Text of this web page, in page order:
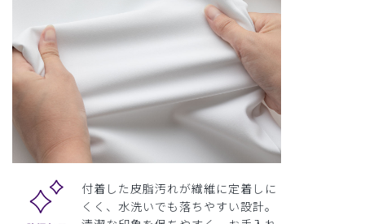
付着した皮脂汚れが繊維に定着しに
くく、水洗いでも落ちやすい設計。